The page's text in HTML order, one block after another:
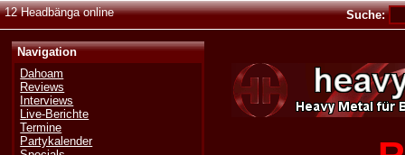
12 Headbänga online Suche:
Navigation
Dahoam
Reviews
Interviews
Live-Berichte
Termine
Partykalender